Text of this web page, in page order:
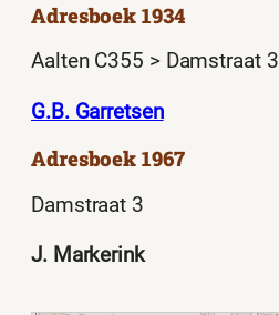
Adresboek 1934
Aalten C355 > Damstraat 3
G.B. Garretsen
Adresboek 1967
Damstraat 3
J. Markerink